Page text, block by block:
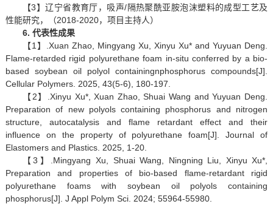
【3】辽宁省教育厅，吸声/隔热聚酰亚胺泡沫塑料的成型工艺及
性能研究，（2018-2020，项目主持人）
6. 代表性成果
【1】.Xuan Zhao, Mingyang Xu, Xinyu Xu* and Yuyuan Deng.
Flame-retarded rigid polyurethane foam in-situ conferred by a bio-
based soybean oil polyol containingnphosphorus compounds[J].
Cellular Polymers. 2025, 43(5-6), 180-197.
【2】.Xinyu Xu*, Xuan Zhao, Shuai Wang and Yuyuan Deng.
Preparation of new polyols containing phosphorus and nitrogen
structure, autocatalysis and flame retardant effect and their
influence on the property of polyurethane foam[J]. Journal of
Elastomers and Plastics. 2025, 1-20.
【3】.Mingyang Xu, Shuai Wang, Ningning Liu, Xinyu Xu*,
Preparation and properties of bio-based flame-retardant rigid
polyurethane foams with soybean oil polyols containing
phosphorus[J]. J Appl Polym Sci. 2024; 55964-55980.